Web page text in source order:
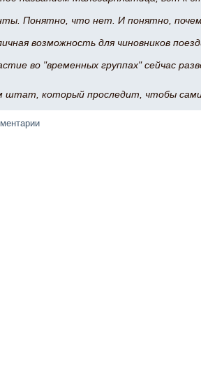
Понятно, что нет. И понятно,
возможность для чиновников
во "временных группах" сейчас
штат, который проследит, чтобы сами